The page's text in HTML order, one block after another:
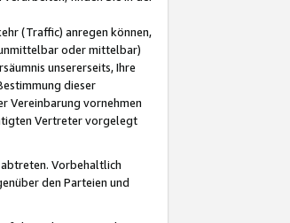
(Traffic) anregen können,
oder mittelbar)
unsererseits, Ihre
dieser
Vereinbarung vornehmen
Vertreter vorgelegt
Vorbehaltlich
den Parteien und